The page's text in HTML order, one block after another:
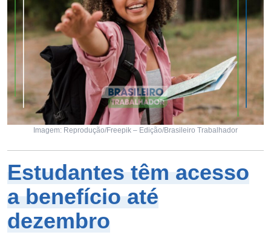
Imagem: Reprodução/Freepik – Edição/Brasileiro Trabalhador
Estudantes têm acesso
a benefício até
dezembro